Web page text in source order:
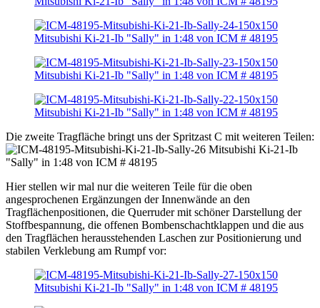
Die zweite Tragfläche bringt uns der Spritzast C mit weiteren Teilen:
Hier stellen wir mal nur die weiteren Teile für die oben
angesprochenen Ergänzungen der Innenwände an den
Tragflächenpositionen, die Querruder mit schöner Darstellung der
Stoffbespannung, die offenen Bombenschachtklappen und die aus
den Tragflächen herausstehenden Laschen zur Positionierung und
stabilen Verklebung am Rumpf vor: